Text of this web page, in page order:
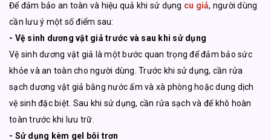
Để đảm bảo an toàn và hiệu quả khi sử dụng cu giả, người dùng
cần lưu ý một số điểm sau:
- Vệ sinh dương vật giả trước và sau khi sử dụng
Vệ sinh dương vật giả là một bước quan trọng để đảm bảo sức
khỏe và an toàn cho người dùng. Trước khi sử dụng, cần rửa
sạch dương vật giả bằng nước ấm và xà phòng hoặc dung dịch
vệ sinh đặc biệt. Sau khi sử dụng, cần rửa sạch và để khô hoàn
toàn trước khi lưu trữ.
- Sử dụng kèm gel bôi trơn